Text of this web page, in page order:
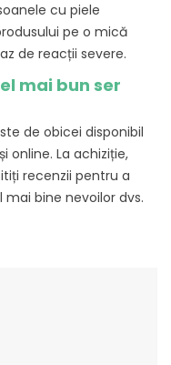
cu piele
pe o mică
de reacții severe.
mai bun ser
de obicei disponibil
online. La achiziție,
recenzii pentru a
bine nevoilor dvs.